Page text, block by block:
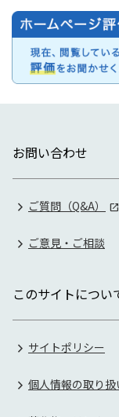
お問い合わせ
ご質問（Q&A）
ご意見・ご相談
このサイトについ
サイトポリシー
個人情報の取り扱